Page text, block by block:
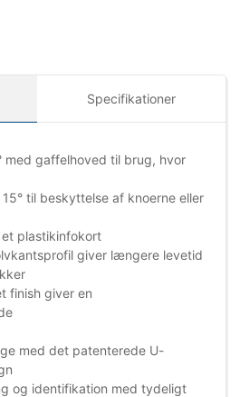
Specifikationer
med gaffelhoved til brug, hvor
til beskyttelse af knoerne eller
et plastikinfokort
giver længere levetid
finish giver en
med det patenterede U-
og identifikation med tydeligt